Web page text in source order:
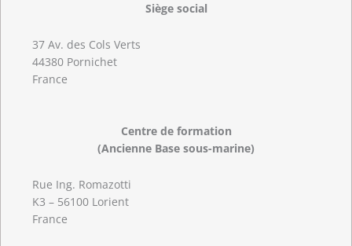
Siège social
37 Av. des Cols Verts
44380 Pornichet
France
Centre de formation
(Ancienne Base sous-marine)
Rue Ing. Romazotti
K3 – 56100 Lorient
France